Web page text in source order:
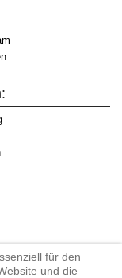
für den
und die